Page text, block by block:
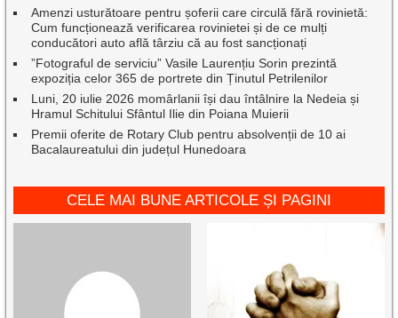
Amenzi usturătoare pentru șoferii care circulă fără rovinietă:
Cum funcționează verificarea rovinietei și de ce mulți
conducători auto află târziu că au fost sancționați
”Fotograful de serviciu” Vasile Laurențiu Sorin prezintă
expoziția celor 365 de portrete din Ținutul Petrilenilor
Luni, 20 iulie 2026 momârlanii își dau întâlnire la Nedeia și
Hramul Schitului Sfântul Ilie din Poiana Muierii
Premii oferite de Rotary Club pentru absolvenții de 10 ai
Bacalaureatului din județul Hunedoara
CELE MAI BUNE ARTICOLE ȘI PAGINI